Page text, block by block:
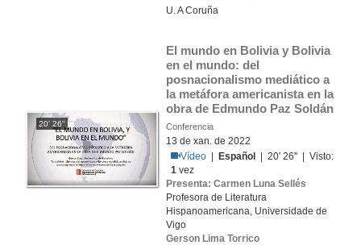
U. A Coruña
20' 26''
El mundo en Bolivia y Bolivia
en el mundo: del
posnacionalismo mediático a
la metáfora americanista en la
obra de Edmundo Paz Soldán
Conferencia
13 de xan. de 2022
Vídeo
Español
| 20' 26'' | Visto:
1 vez
Presenta: Carmen Luna Sellés
Profesora de Literatura
Hispanoamericana, Universidade de
Vigo
Gerson Lima Torrico